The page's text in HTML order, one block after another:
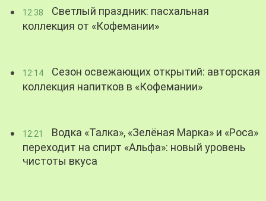
12:38
Светлый праздник: пасхальная
коллекция от «Кофемании»
12:14
Сезон освежающих открытий: авторская
коллекция напитков в «Кофемании»
12:21
Водка «Талка», «Зелёная Марка» и «Роса»
переходит на спирт «Альфа»: новый уровень
чистоты вкуса